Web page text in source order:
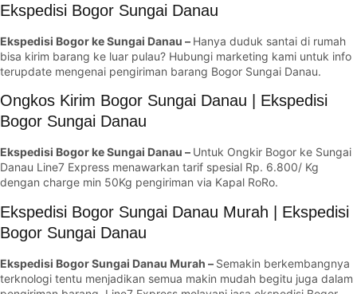
Ekspedisi Bogor Sungai Danau
Ekspedisi Bogor ke Sungai Danau – Hanya duduk santai di rumah
bisa kirim barang ke luar pulau? Hubungi marketing kami untuk info
terupdate mengenai pengiriman barang Bogor Sungai Danau.
Ongkos Kirim Bogor Sungai Danau | Ekspedisi
Bogor Sungai Danau
Ekspedisi Bogor ke Sungai Danau – Untuk Ongkir Bogor ke Sungai
Danau Line7 Express menawarkan tarif spesial Rp. 6.800/ Kg
dengan charge min 50Kg pengiriman via Kapal RoRo.
Ekspedisi Bogor Sungai Danau Murah | Ekspedisi
Bogor Sungai Danau
Ekspedisi Bogor Sungai Danau Murah – Semakin berkembangnya
terknologi tentu menjadikan semua makin mudah begitu juga dalam